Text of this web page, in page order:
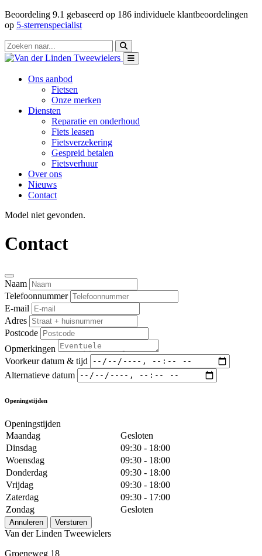
Beoordeling 9.1 gebaseerd op 186 individuele klantbeoordelingen
op 5-sterrenspecialist
Ons aanbod
Fietsen
Onze merken
Diensten
Reparatie en onderhoud
Fiets leasen
Fietsverzekering
Gespreid betalen
Fietsverhuur
Over ons
Nieuws
Contact
Model niet gevonden.
Contact
Naam
Telefoonnummer
E-mail
Adres
Postcode
Opmerkingen
Voorkeur datum & tijd
Alternatieve datum
Openingstijden
Openingstijden
Maandag
Gesloten
Dinsdag
09:30 - 18:00
Woensdag
09:30 - 18:00
Donderdag
09:30 - 18:00
Vrijdag
09:30 - 18:00
Zaterdag
09:30 - 17:00
Zondag
Gesloten
Annuleren Versturen
Van der Linden Tweewielers
Groeneweg 18